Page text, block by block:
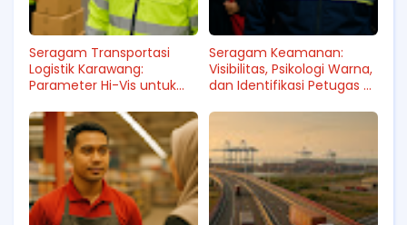
Seragam Transportasi
Logistik Karawang:
Parameter Hi-Vis untuk
Karawang–Cikampek
Seragam Keamanan:
Visibilitas, Psikologi Warna,
dan Identifikasi Petugas di